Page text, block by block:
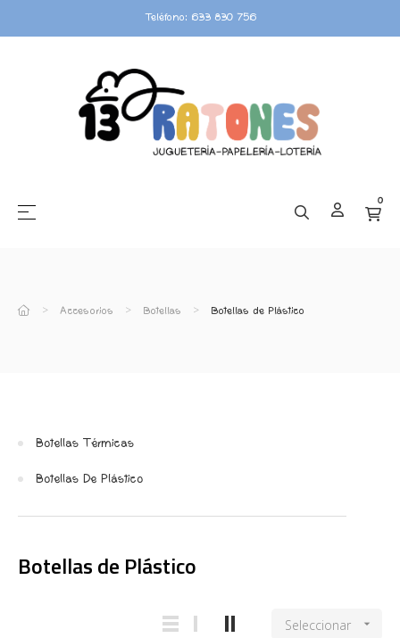
Teléfono: 633 830 756
Navegación de palanca
☰ 0
Accesorios Botellas Botellas de Plástico
Botellas Térmicas
Botellas De Plástico
Botellas de Plástico
Seleccionar 